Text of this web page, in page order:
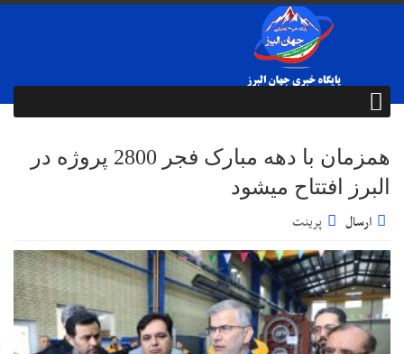
همزمان با دهه مبارک فجر 2800 پروژه در
البرز افتتاح میشود
ارسال پرینت